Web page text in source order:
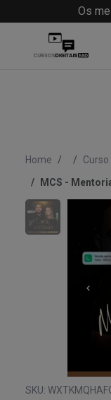
Os
Home
MCS -
SKU: